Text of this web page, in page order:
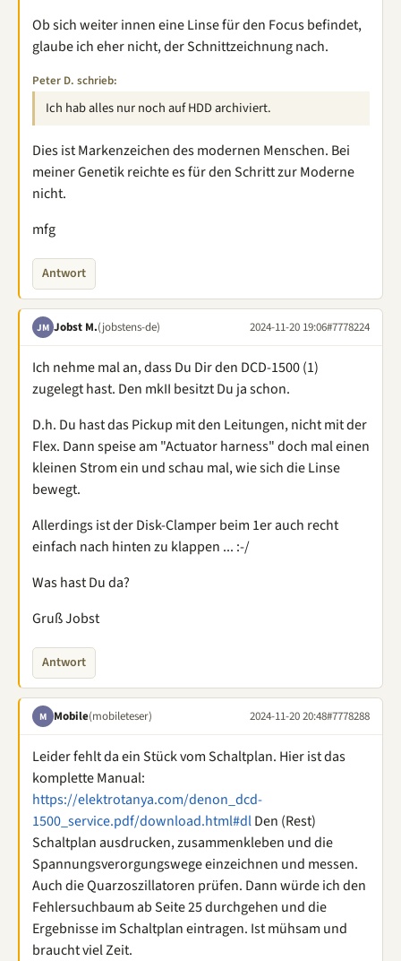
Ob sich weiter innen eine Linse für den Focus befindet,
glaube ich eher nicht, der Schnittzeichnung nach.
Peter D. schrieb:
Ich hab alles nur noch auf HDD archiviert.
Dies ist Markenzeichen des modernen Menschen. Bei
meiner Genetik reichte es für den Schritt zur Moderne
nicht.
mfg
Antwort
JM Jobst M.(jobstens-de) 2024-11-20 19:06#7778224
Ich nehme mal an, dass Du Dir den DCD-1500 (1)
zugelegt hast. Den mkII besitzt Du ja schon.
D.h. Du hast das Pickup mit den Leitungen, nicht mit der
Flex. Dann speise am "Actuator harness" doch mal einen
kleinen Strom ein und schau mal, wie sich die Linse
bewegt.
Allerdings ist der Disk-Clamper beim 1er auch recht
einfach nach hinten zu klappen ... :-/
Was hast Du da?
Gruß Jobst
Antwort
M Mobile(mobileteser) 2024-11-20 20:48#7778288
Leider fehlt da ein Stück vom Schaltplan. Hier ist das
komplette Manual:
https://elektrotanya.com/denon_dcd-
1500_service.pdf/download.html#dlDen (Rest)
Schaltplan ausdrucken, zusammenkleben und die
Spannungsverorgungswege einzeichnen und messen.
Auch die Quarzoszillatoren prüfen. Dann würde ich den
Fehlersuchbaum ab Seite 25 durchgehen und die
Ergebnisse im Schaltplan eintragen. Ist mühsam und
braucht viel Zeit.